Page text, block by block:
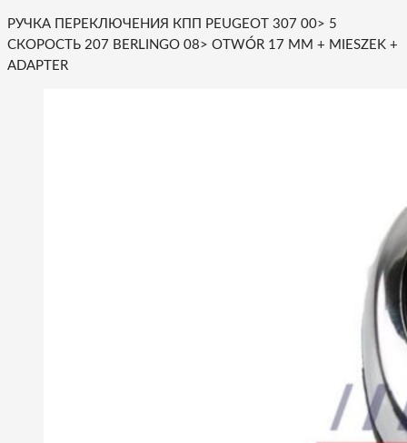
РУЧКА ПЕРЕКЛЮЧЕНИЯ КПП PEUGEOT 307 00> 5
СКОРОСТЬ 207 BERLINGO 08> OTWÓR 17 MM + MIESZEK +
ADAPTER